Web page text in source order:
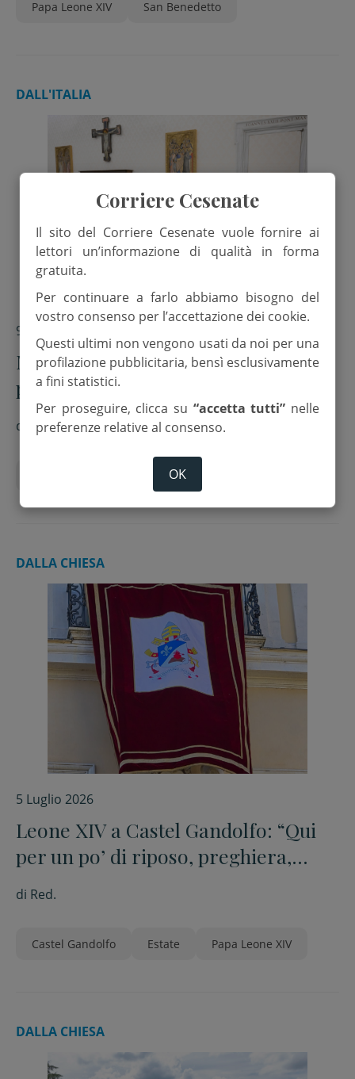
Papa Leone XIV San Benedetto
DALL'ITALIA
9 Luglio 2026
Meeting Rimini 2026, Leone XIV
protagonista della 47esima edizione
di Daniele Rocchi
Papa Leone XIV
DALLA CHIESA
5 Luglio 2026
Leone XIV a Castel Gandolfo: “Qui
per un po’ di riposo, preghiera,
lettura e sport”
di Red.
Castel Gandolfo Estate Papa Leone XIV
DALLA CHIESA
Corriere Cesenate
Il sito del Corriere Cesenate vuole fornire ai
lettori un’informazione di qualità in forma
gratuita.
Per continuare a farlo abbiamo bisogno del
vostro consenso per l’accettazione dei cookie.
Questi ultimi non vengono usati da noi per una
profilazione pubblicitaria, bensì esclusivamente
a fini statistici.
Per proseguire, clicca su “accetta tutti” nelle
preferenze relative al consenso.
OK